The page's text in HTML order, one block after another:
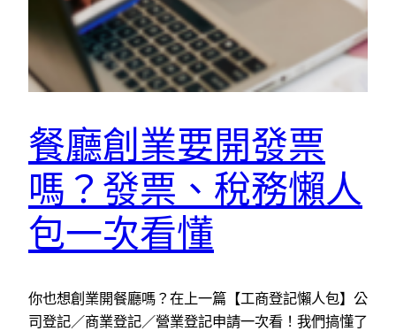
餐廳創業要開發票
嗎？發票、稅務懶人
包一次看懂
你也想創業開餐廳嗎？在上一篇【工商登記懶人包】公
司登記／商業登記／營業登記申請一次看！我們搞懂了